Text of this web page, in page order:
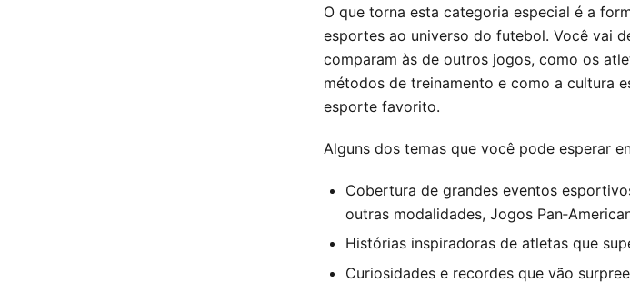
O que torna esta categoria especial é a
esportes ao universo do futebol. Você vai
comparam às de outros jogos, como os
métodos de treinamento e como a cultura
esporte favorito.
Alguns dos temas que você pode esperar
Cobertura de grandes eventos
outras modalidades, Jogos
Histórias inspiradoras de atletas que
Curiosidades e recordes que vão